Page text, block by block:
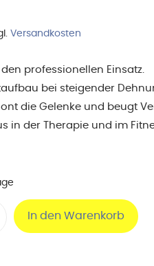
Versandkosten
professionellen Einsatz.
bei steigender
die Gelenke und beugt
in der Therapie und im
In den Warenkorb